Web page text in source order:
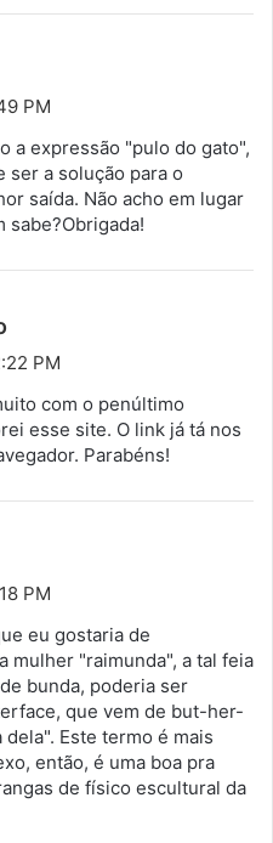
PM
a expressão "pulo do gato",
ser a solução para o
saída. Não acho em lugar
sabe?Obrigada!
i
s
e
PM
com o penúltimo
esse site. O link já tá nos
Parabéns!
PM
eu gostaria de
mulher "raimunda", a tal feia
bunda, poderia ser
que vem de but-her-
dela". Este termo é mais
então, é uma boa pra
de físico escultural da